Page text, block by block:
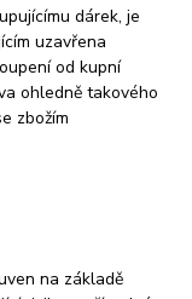
dárek, je
uzavřena
od kupní
ohledně takového
zbožím
na základě